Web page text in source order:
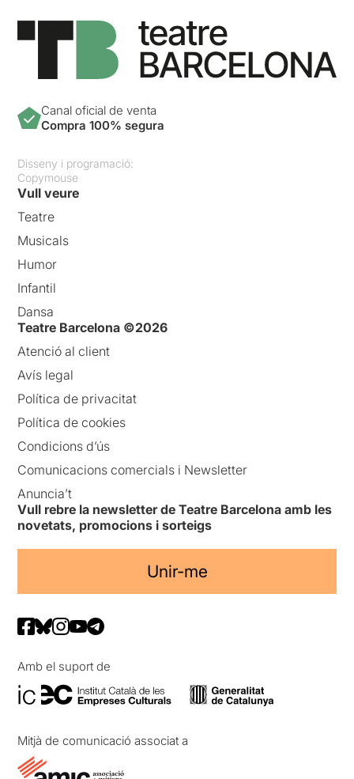
Canal oficial de venta
Compra 100% segura
Disseny i programació:
Copymouse
Vull veure
Teatre
Musicals
Humor
Infantil
Dansa
Teatre Barcelona ©2026
Atenció al client
Avís legal
Política de privacitat
Política de cookies
Condicions d’ús
Comunicacions comercials i Newsletter
Anuncia’t
Vull rebre la newsletter de Teatre Barcelona amb les
novetats, promocions i sorteigs
Unir-me
Amb el suport de
Mitjà de comunicació associat a